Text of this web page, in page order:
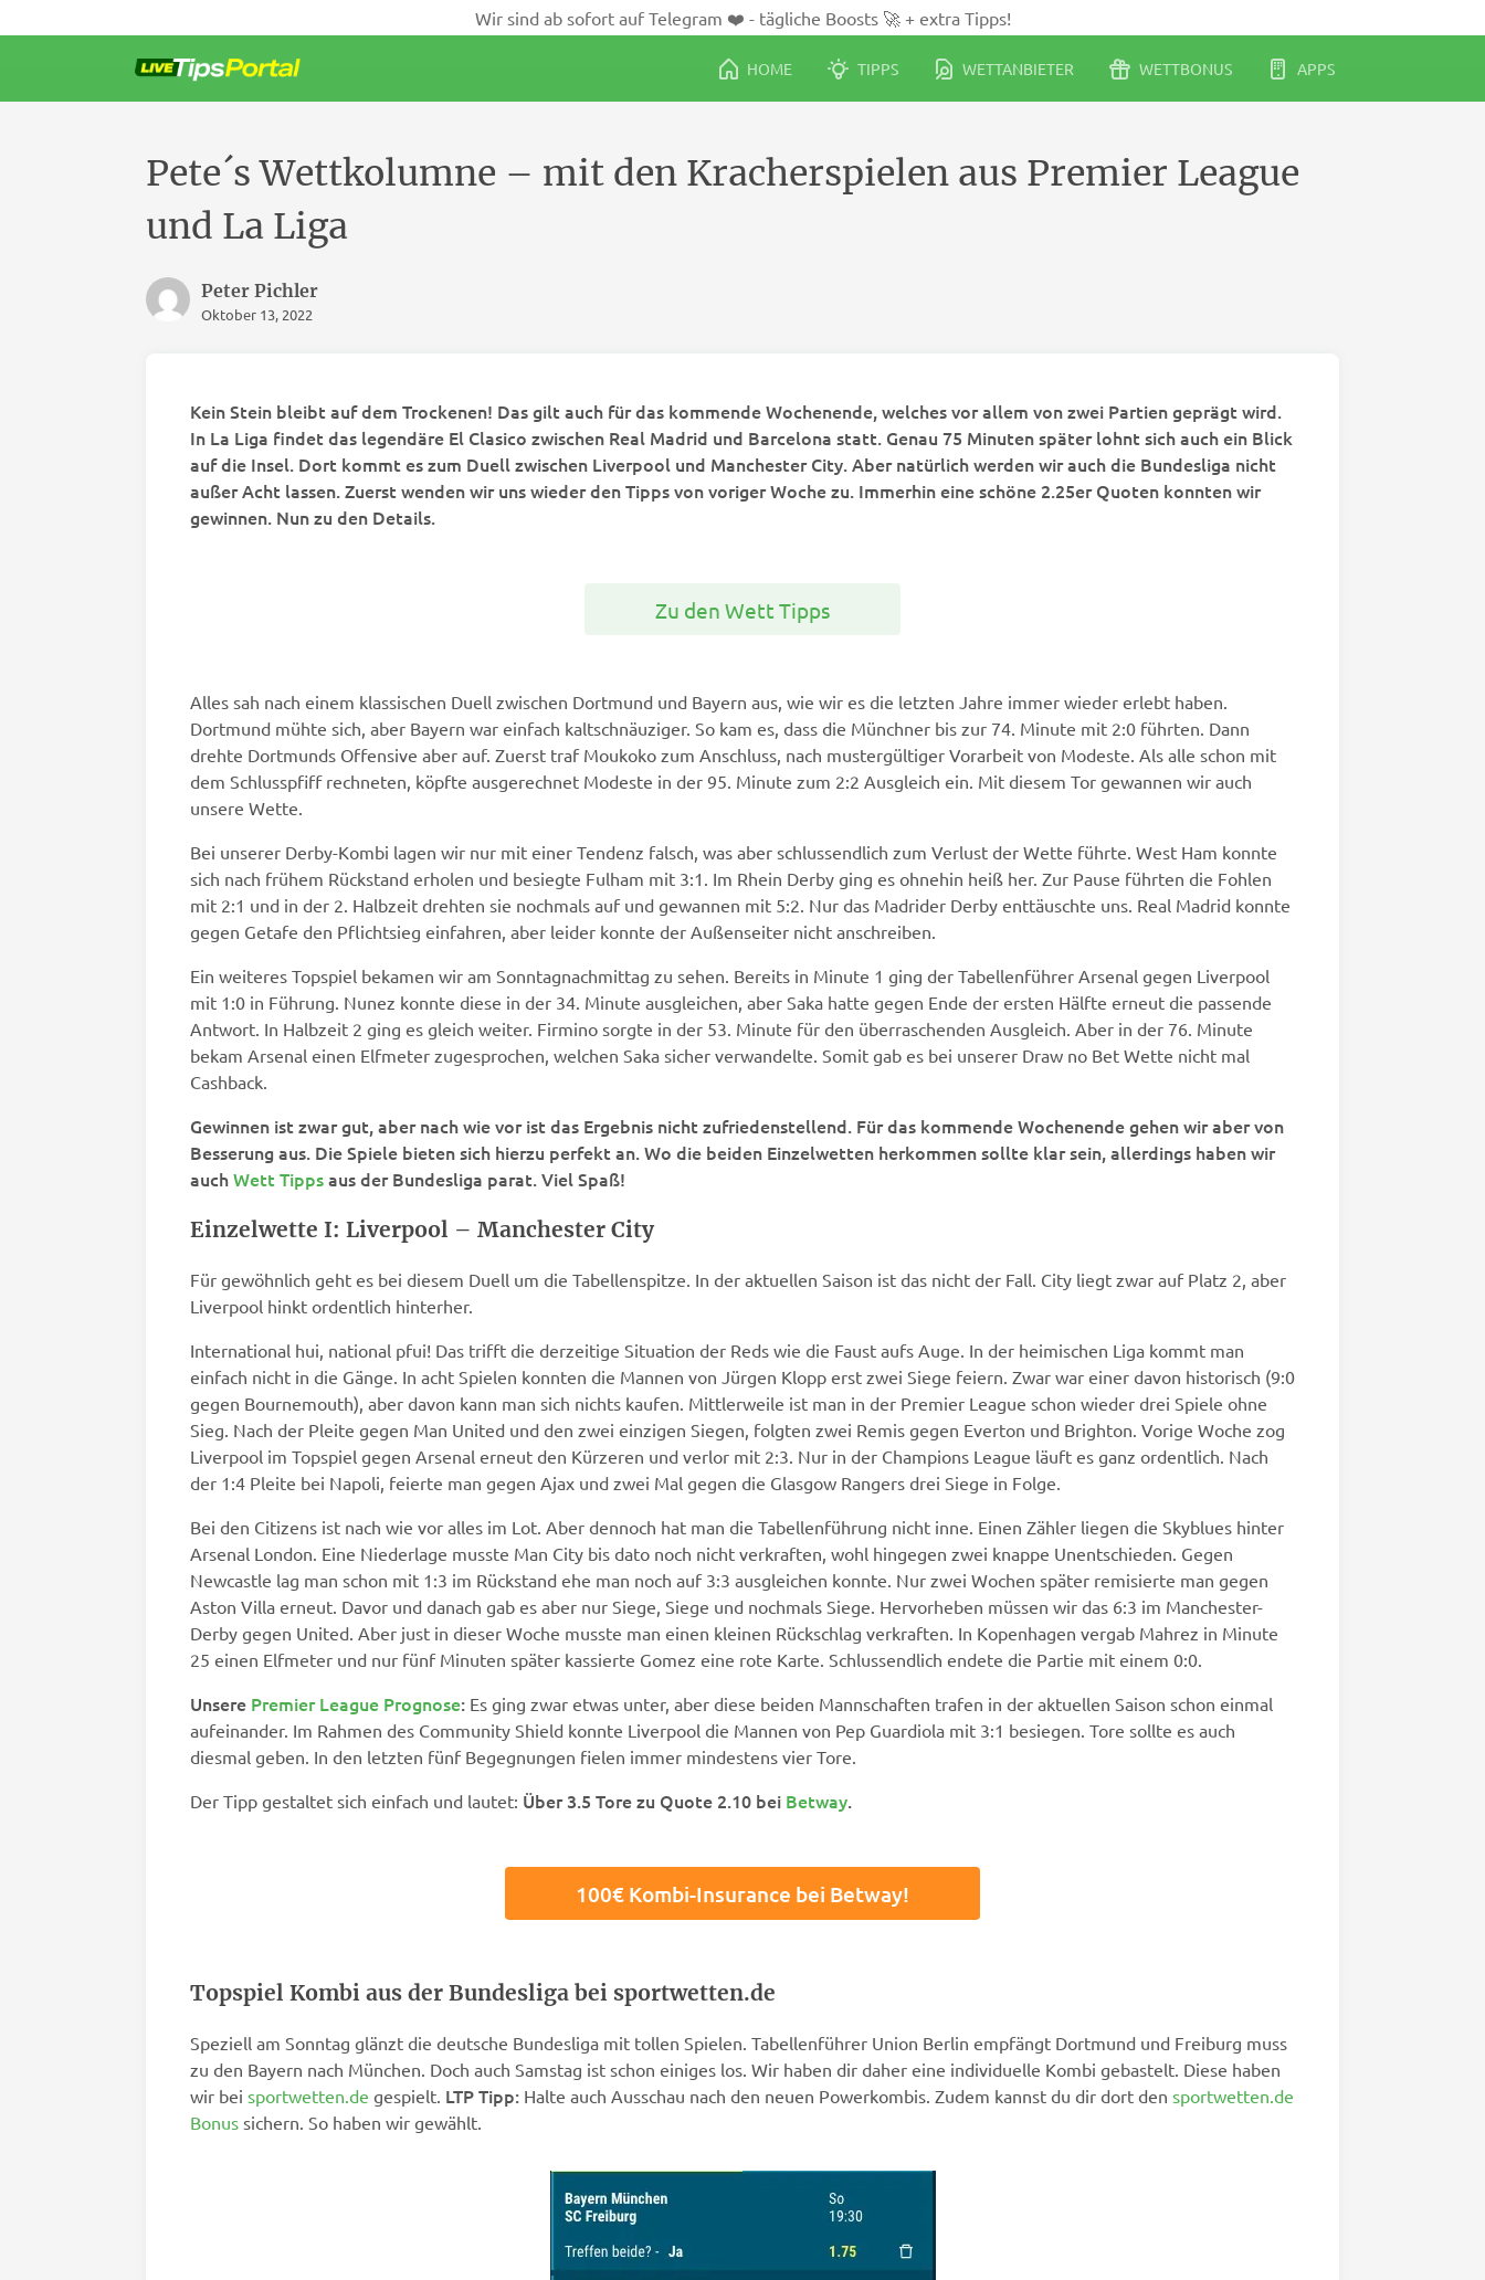
Wir sind ab sofort auf Telegram ❤️ - tägliche Boosts 🚀 + extra Tipps!
Inhalt
HOME TIPPS WETTANBIETER WETTBONUS APPS
Pete´s Wettkolumne – mit den Kracherspielen aus Premier League
und La Liga
Peter Pichler
Oktober 13, 2022
Kein Stein bleibt auf dem Trockenen! Das gilt auch für das kommende Wochenende, welches vor allem von zwei Partien geprägt wird.
In La Liga findet das legendäre El Clasico zwischen Real Madrid und Barcelona statt. Genau 75 Minuten später lohnt sich auch ein Blick
auf die Insel. Dort kommt es zum Duell zwischen Liverpool und Manchester City. Aber natürlich werden wir auch die Bundesliga nicht
außer Acht lassen. Zuerst wenden wir uns wieder den Tipps von voriger Woche zu. Immerhin eine schöne 2.25er Quoten konnten wir
gewinnen. Nun zu den Details.
Zu den Wett Tipps
Alles sah nach einem klassischen Duell zwischen Dortmund und Bayern aus, wie wir es die letzten Jahre immer wieder erlebt haben.
Dortmund mühte sich, aber Bayern war einfach kaltschnäuziger. So kam es, dass die Münchner bis zur 74. Minute mit 2:0 führten. Dann
drehte Dortmunds Offensive aber auf. Zuerst traf Moukoko zum Anschluss, nach mustergültiger Vorarbeit von Modeste. Als alle schon mit
dem Schlusspfiff rechneten, köpfte ausgerechnet Modeste in der 95. Minute zum 2:2 Ausgleich ein. Mit diesem Tor gewannen wir auch
unsere Wette.
Bei unserer Derby-Kombi lagen wir nur mit einer Tendenz falsch, was aber schlussendlich zum Verlust der Wette führte. West Ham konnte
sich nach frühem Rückstand erholen und besiegte Fulham mit 3:1. Im Rhein Derby ging es ohnehin heiß her. Zur Pause führten die Fohlen
mit 2:1 und in der 2. Halbzeit drehten sie nochmals auf und gewannen mit 5:2. Nur das Madrider Derby enttäuschte uns. Real Madrid konnte
gegen Getafe den Pflichtsieg einfahren, aber leider konnte der Außenseiter nicht anschreiben.
Ein weiteres Topspiel bekamen wir am Sonntagnachmittag zu sehen. Bereits in Minute 1 ging der Tabellenführer Arsenal gegen Liverpool
mit 1:0 in Führung. Nunez konnte diese in der 34. Minute ausgleichen, aber Saka hatte gegen Ende der ersten Hälfte erneut die passende
Antwort. In Halbzeit 2 ging es gleich weiter. Firmino sorgte in der 53. Minute für den überraschenden Ausgleich. Aber in der 76. Minute
bekam Arsenal einen Elfmeter zugesprochen, welchen Saka sicher verwandelte. Somit gab es bei unserer Draw no Bet Wette nicht mal
Cashback.
Gewinnen ist zwar gut, aber nach wie vor ist das Ergebnis nicht zufriedenstellend. Für das kommende Wochenende gehen wir aber von
Besserung aus. Die Spiele bieten sich hierzu perfekt an. Wo die beiden Einzelwetten herkommen sollte klar sein, allerdings haben wir
auchWett Tippsaus der Bundesliga parat. Viel Spaß!
Einzelwette I: Liverpool – Manchester City
Für gewöhnlich geht es bei diesem Duell um die Tabellenspitze. In der aktuellen Saison ist das nicht der Fall. City liegt zwar auf Platz 2, aber
Liverpool hinkt ordentlich hinterher.
International hui, national pfui! Das trifft die derzeitige Situation der Reds wie die Faust aufs Auge. In der heimischen Liga kommt man
einfach nicht in die Gänge. In acht Spielen konnten die Mannen von Jürgen Klopp erst zwei Siege feiern. Zwar war einer davon historisch (9:0
gegen Bournemouth), aber davon kann man sich nichts kaufen. Mittlerweile ist man in der Premier League schon wieder drei Spiele ohne
Sieg. Nach der Pleite gegen Man United und den zwei einzigen Siegen, folgten zwei Remis gegen Everton und Brighton. Vorige Woche zog
Liverpool im Topspiel gegen Arsenal erneut den Kürzeren und verlor mit 2:3. Nur in der Champions League läuft es ganz ordentlich. Nach
der 1:4 Pleite bei Napoli, feierte man gegen Ajax und zwei Mal gegen die Glasgow Rangers drei Siege in Folge.
Bei den Citizens ist nach wie vor alles im Lot. Aber dennoch hat man die Tabellenführung nicht inne. Einen Zähler liegen die Skyblues hinter
Arsenal London. Eine Niederlage musste Man City bis dato noch nicht verkraften, wohl hingegen zwei knappe Unentschieden. Gegen
Newcastle lag man schon mit 1:3 im Rückstand ehe man noch auf 3:3 ausgleichen konnte. Nur zwei Wochen später remisierte man gegen
Aston Villa erneut. Davor und danach gab es aber nur Siege, Siege und nochmals Siege. Hervorheben müssen wir das 6:3 im Manchester-
Derby gegen United. Aber just in dieser Woche musste man einen kleinen Rückschlag verkraften. In Kopenhagen vergab Mahrez in Minute
25 einen Elfmeter und nur fünf Minuten später kassierte Gomez eine rote Karte. Schlussendlich endete die Partie mit einem 0:0.
Unsere Premier League Prognose: Es ging zwar etwas unter, aber diese beiden Mannschaften trafen in der aktuellen Saison schon einmal
aufeinander. Im Rahmen des Community Shield konnte Liverpool die Mannen von Pep Guardiola mit 3:1 besiegen. Tore sollte es auch
diesmal geben. In den letzten fünf Begegnungen fielen immer mindestens vier Tore.
Der Tipp gestaltet sich einfach und lautet: Über 3.5 Tore zu Quote 2.10 bei Betway.
100€ Kombi-Insurance bei Betway!
Topspiel Kombi aus der Bundesliga bei sportwetten.de
Speziell am Sonntag glänzt die deutsche Bundesliga mit tollen Spielen. Tabellenführer Union Berlin empfängt Dortmund und Freiburg muss
zu den Bayern nach München. Doch auch Samstag ist schon einiges los. Wir haben dir daher eine individuelle Kombi gebastelt. Diese haben
wir bei sportwetten.de gespielt. LTP Tipp: Halte auch Ausschau nach den neuen Powerkombis. Zudem kannst du dir dort den sportwetten.de
Bonus sichern. So haben wir gewählt.